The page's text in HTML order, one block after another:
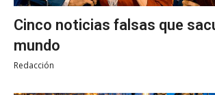
Cinco noticias falsas que
mundo
Redacción